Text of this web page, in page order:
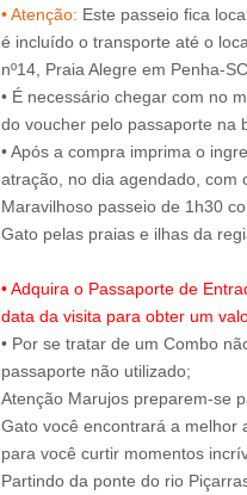
• Atenção: Este passeio fica
é incluído o transporte até o
nº14, Praia Alegre em Penha-
• É necessário chegar com no
do voucher pelo passaporte na
• Após a compra imprima o
atração, no dia agendado, com
Maravilhoso passeio de 1h30
• Adquira o Passaporte de
data da visita para obter um
• Por se tratar de um Combo
passaporte não utilizado;
Atenção Marujos preparem-se
Gato você encontrará a melhor
para você curtir momentos
Partindo da ponte do rio